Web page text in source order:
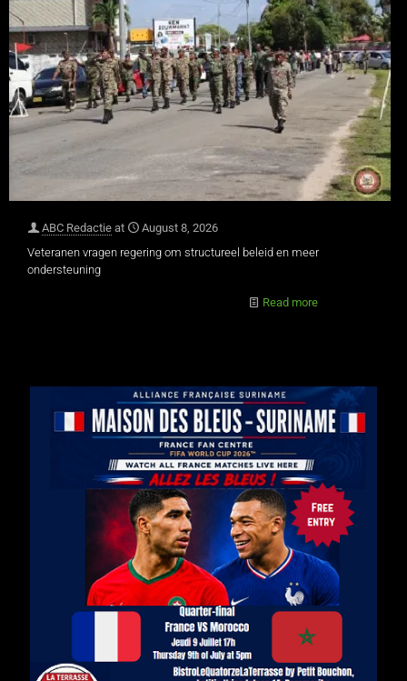
ABC Redactie at
August 8, 2026
Veteranen vragen regering om structureel beleid en meer
ondersteuning
Read more